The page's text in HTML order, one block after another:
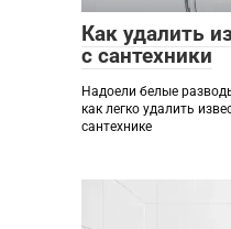
Как удалить
с сантехники
Надоели белые
как легко удалить
сантехнике